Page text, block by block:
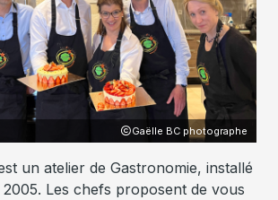
Gaëlle BC photographe
un atelier de Gastronomie, installé
Les chefs proposent de vous